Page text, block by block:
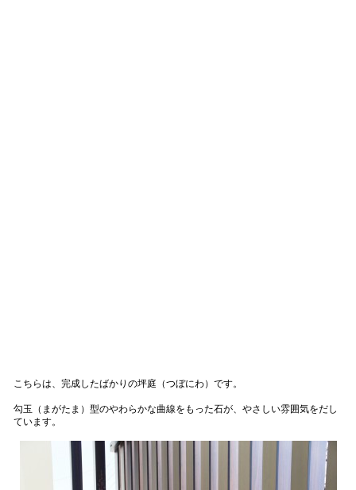
こちらは、完成したばかりの坪庭（つぼにわ）です。
勾玉（まがたま）型のやわらかな曲線をもった石が、やさしい雰囲気をだし
ています。